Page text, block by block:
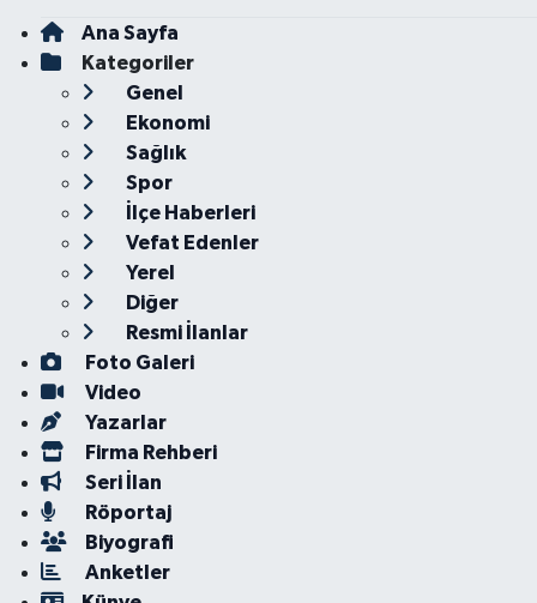
Ana Sayfa
Kategoriler
Genel
Ekonomi
Sağlık
Spor
İlçe Haberleri
Vefat Edenler
Yerel
Diğer
Resmi İlanlar
Foto Galeri
Video
Yazarlar
Firma Rehberi
Seri İlan
Röportaj
Biyografi
Anketler